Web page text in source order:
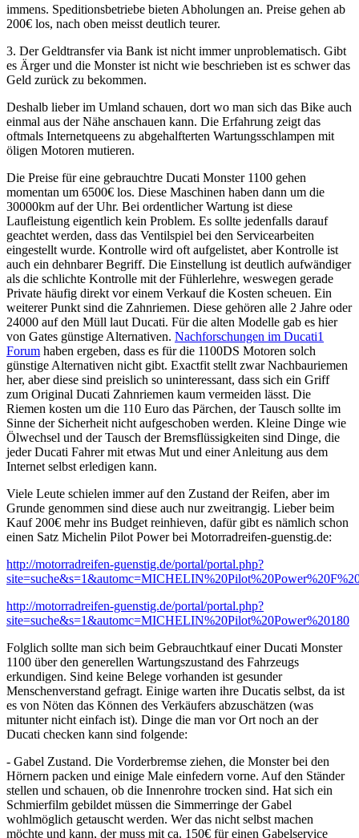
immens. Speditionsbetriebe bieten Abholungen an. Preise gehen ab
200€ los, nach oben meisst deutlich teurer.
3. Der Geldtransfer via Bank ist nicht immer unproblematisch. Gibt
es Ärger und die Monster ist nicht wie beschrieben ist es schwer das
Geld zurück zu bekommen.
Deshalb lieber im Umland schauen, dort wo man sich das Bike auch
einmal aus der Nähe anschauen kann. Die Erfahrung zeigt das
oftmals Internetqueens zu abgehalfterten Wartungsschlampen mit
öligen Motoren mutieren.
Die Preise für eine gebrauchtre Ducati Monster 1100 gehen
momentan um 6500€ los. Diese Maschinen haben dann um die
30000km auf der Uhr. Bei ordentlicher Wartung ist diese
Laufleistung eigentlich kein Problem. Es sollte jedenfalls darauf
geachtet werden, dass das Ventilspiel bei den Servicearbeiten
eingestellt wurde. Kontrolle wird oft aufgelistet, aber Kontrolle ist
auch ein dehnbarer Begriff. Die Einstellung ist deutlich aufwändiger
als die schlichte Kontrolle mit der Fühlerlehre, weswegen gerade
Private häufig direkt vor einem Verkauf die Kosten scheuen. Ein
weiterer Punkt sind die Zahnriemen. Diese gehören alle 2 Jahre oder
24000 auf den Müll laut Ducati. Für die alten Modelle gab es hier
von Gates günstige Alternativen. Nachforschungen im Ducati1
Forum haben ergeben, dass es für die 1100DS Motoren solch
günstige Alternativen nicht gibt. Exactfit stellt zwar Nachbauriemen
her, aber diese sind preislich so uninteressant, dass sich ein Griff
zum Original Ducati Zahnriemen kaum vermeiden lässt. Die
Riemen kosten um die 110 Euro das Pärchen, der Tausch sollte im
Sinne der Sicherheit nicht aufgeschoben werden. Kleine Dinge wie
Ölwechsel und der Tausch der Bremsflüssigkeiten sind Dinge, die
jeder Ducati Fahrer mit etwas Mut und einer Anleitung aus dem
Internet selbst erledigen kann.
Viele Leute schielen immer auf den Zustand der Reifen, aber im
Grunde genommen sind diese auch nur zweitrangig. Lieber beim
Kauf 200€ mehr ins Budget reinhieven, dafür gibt es nämlich schon
einen Satz Michelin Pilot Power bei Motorradreifen-guenstig.de:
http://motorradreifen-guenstig.de/portal/portal.php?
http://motorradreifen-guenstig.de/portal/portal.php?
site=suche&s=1&automc=MICHELIN%20Pilot%20Power%20180
Folglich sollte man sich beim Gebrauchtkauf einer Ducati Monster
1100 über den generellen Wartungszustand des Fahrzeugs
erkundigen. Sind keine Belege vorhanden ist gesunder
Menschenverstand gefragt. Einige warten ihre Ducatis selbst, da ist
es von Nöten das Können des Verkäufers abzuschätzen (was
mitunter nicht einfach ist). Dinge die man vor Ort noch an der
Ducati checken kann sind folgende:
- Gabel Zustand. Die Vorderbremse ziehen, die Monster bei den
Hörnern packen und einige Male einfedern vorne. Auf den Ständer
stellen und schauen, ob die Innenrohre trocken sind. Hat sich ein
Schmierfilm gebildet müssen die Simmerringe der Gabel
wohlmöglich getauscht werden. Wer das nicht selbst machen
möchte und kann, der muss mit ca. 150€ für einen Gabelservice